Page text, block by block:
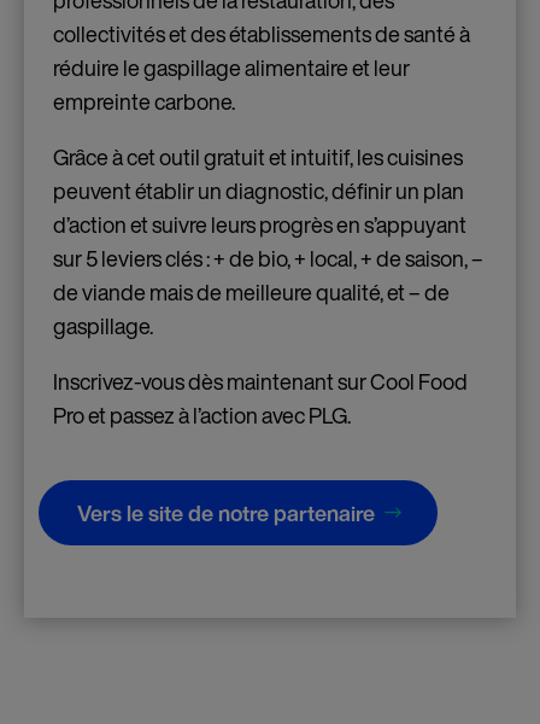
collectivités et des établissements de santé à
réduire le gaspillage alimentaire et leur
empreinte carbone.
Grâce à cet outil gratuit et intuitif, les cuisines
peuvent établir un diagnostic, définir un plan
d’action et suivre leurs progrès en s’appuyant
sur 5 leviers clés : + de bio, + local, + de saison, –
de viande mais de meilleure qualité, et – de
gaspillage.
Inscrivez-vous dès maintenant sur Cool Food
Pro et passez à l’action avec PLG.
Vers le site de notre partenaire